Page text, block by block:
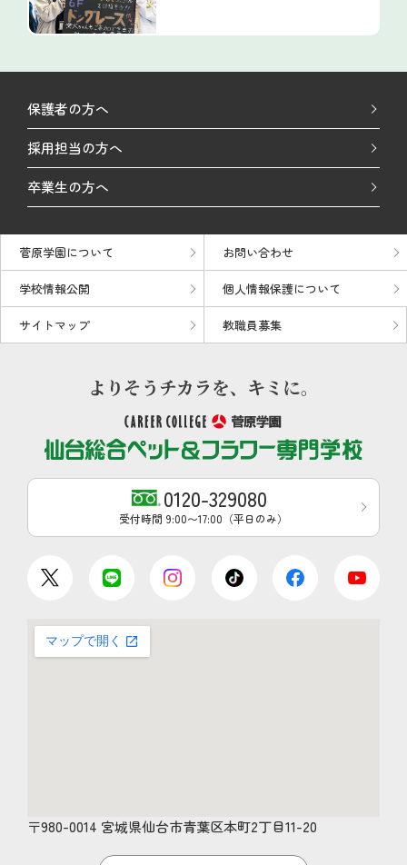
保護者の方へ
採用担当の方へ
卒業生の方へ
菅原学園について お問い合わせ
学校情報公開 個人情報保護について
サイトマップ 教職員募集
0120-329080
受付時間 9:00〜17:00（平日のみ）
〒980-0014 宮城県仙台市青葉区本町2丁目11-20